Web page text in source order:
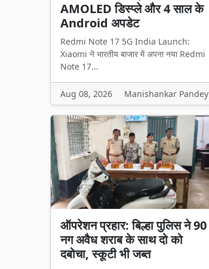
AMOLED डिस्प्ले और 4 साल के
Android अपडेट
Redmi Note 17 5G India Launch:
Xiaomi ने भारतीय बाजार में अपना नया Redmi
Note 17...
Aug 08, 2026 Manishankar Pandey
ऑपरेशन प्रहार: बिल्हा पुलिस ने 90
नग अवैध शराब के साथ दो को
दबोचा, स्कूटी भी जब्त